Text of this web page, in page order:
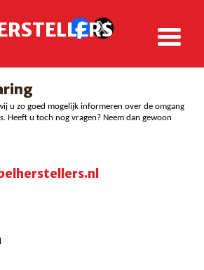
u zo goed mogelijk informeren over de omgang
Heeft u toch nog vragen? Neem dan gewoon